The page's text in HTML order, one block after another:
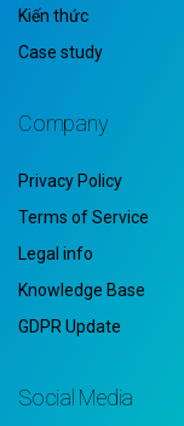
Kiến thức
Case study
Company
Privacy Policy
Terms of Service
Legal info
Knowledge Base
GDPR Update
Social Media